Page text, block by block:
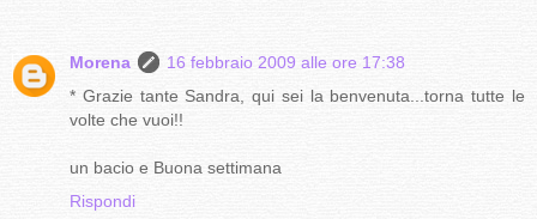
Morena
16 febbraio 2009 alle ore 17:38
* Grazie tante Sandra, qui sei la benvenuta...torna tutte le
volte che vuoi!!
un bacio e Buona settimana
Rispondi